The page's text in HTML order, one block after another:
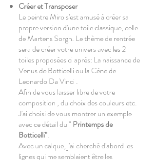
Créer et Transposer
Le peintre Miro s'est amusé à créer sa
propre version d'une toile classique, celle
de Martens Sorgh. Le thème de rentrée
sera de créer votre univers avec les 2
toiles proposées ci après: La naissance de
Venus de Botticelli ou la Cène de
Leonardo Da Vinci .
Afin de vous laisser libre de votre
composition , du choix des couleurs etc.
J'ai choisi de vous montrer un exemple
avec ce détail du " Printemps de
Botticelli".
Avec un calque, j'ai cherché d'abord les
lignes qui me semblaient être les